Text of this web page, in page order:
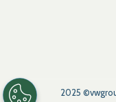
2025